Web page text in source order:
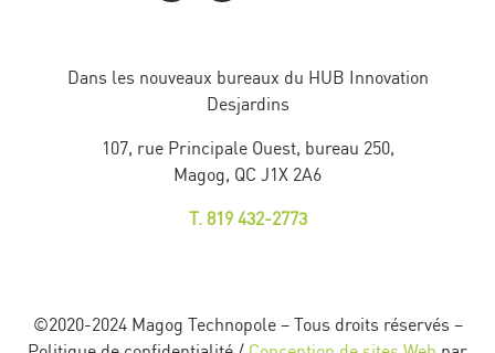
Dans les nouveaux bureaux du HUB Innovation
Desjardins
107, rue Principale Ouest, bureau 250,
Magog, QC J1X 2A6
T. 819 432-2773
©2020-2024 Magog Technopole – Tous droits réservés –